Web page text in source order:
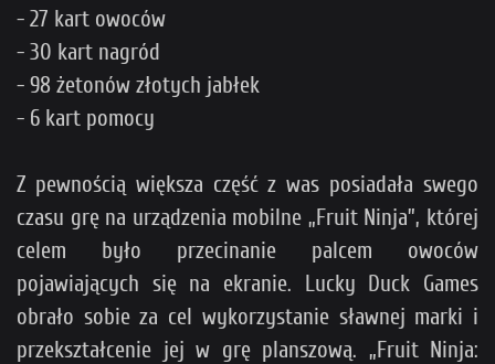
- 27 kart owoców
- 30 kart nagród
- 98 żetonów złotych jabłek
- 6 kart pomocy
Z pewnością większa część z was posiadała swego
czasu grę na urządzenia mobilne „Fruit Ninja”, której
celem było przecinanie palcem owoców
pojawiających się na ekranie. Lucky Duck Games
obrało sobie za cel wykorzystanie sławnej marki i
przekształcenie jej w grę planszową. „Fruit Ninja: